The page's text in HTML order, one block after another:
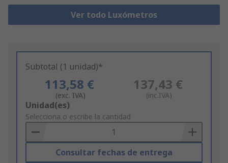
Ver todo Luxómetros
Subtotal (1 unidad)*
113,58 €
(exc. IVA)
137,43 €
(inc.IVA)
Add
to
Basket
Unidad(es)
Selecciona o escribe la cantidad
Consultar fechas de entrega